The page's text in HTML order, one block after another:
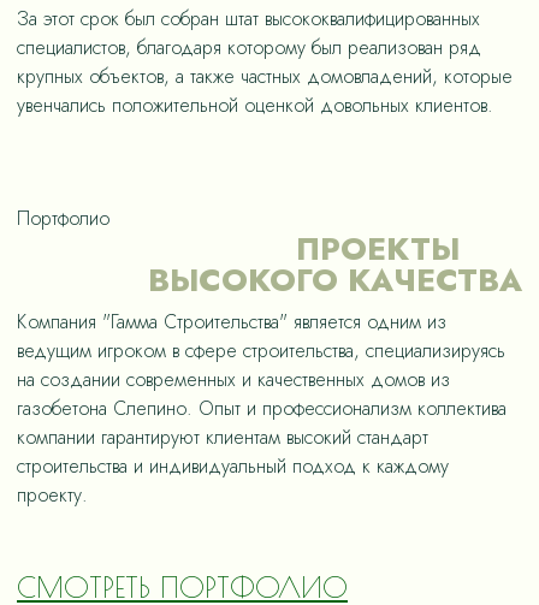
За этот срок был собран штат высококвалифицированных
специалистов, благодаря которому был реализован ряд
крупных объектов, а также частных домовладений, которые
увенчались положительной оценкой довольных клиентов.
Портфолио
ПРОЕКТЫ
ВЫСОКОГО КАЧЕСТВА
Компания "Гамма Строительства" является одним из
ведущим игроком в сфере строительства, специализируясь
на создании современных и качественных домов из
газобетона Слепино. Опыт и профессионализм коллектива
компании гарантируют клиентам высокий стандарт
строительства и индивидуальный подход к каждому
проекту.
СМОТРЕТЬ ПОРТФОЛИО